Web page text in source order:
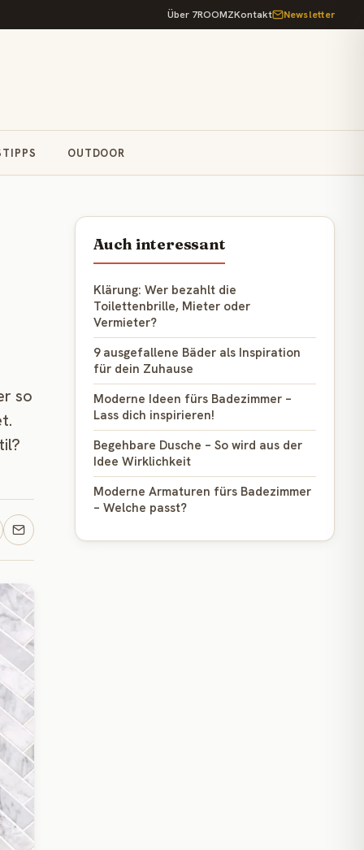
Über 7ROOMZKontakt Newsletter
OUTDOOR
so
Auch interessant
Klärung: Wer bezahlt die
Toilettenbrille, Mieter oder
Vermieter?
9 ausgefallene Bäder als Inspiration
für dein Zuhause
Moderne Ideen fürs Badezimmer –
Lass dich inspirieren!
Begehbare Dusche – So wird aus der
Idee Wirklichkeit
Moderne Armaturen fürs Badezimmer
– Welche passt?